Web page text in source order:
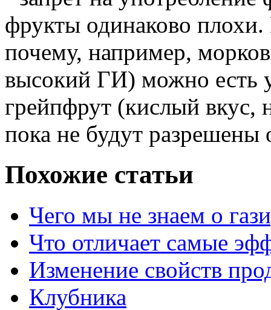
фрукты одинаково плохи.
почему, например,
высокий ГИ) можно есть
грейпфрут (кислый вкус,
пока не будут разрешены
Похожие статьи
Чего мы не знаем о
Что отличает самые
Изменение свойств
Клубника